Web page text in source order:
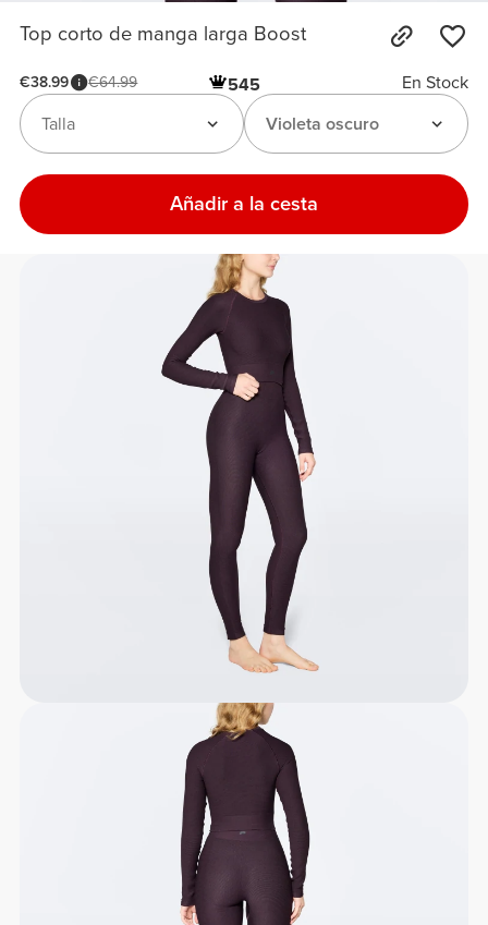
Top corto de manga larga Boost
€38.99 €64.99 545
En Stock
Violeta oscuro
Talla
Añadir a la cesta